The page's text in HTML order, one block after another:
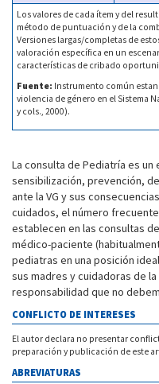
Los valores de cada ítem y del
método de puntuación y de la
Versiones largas/completas de
valoración específica en un
características de cribado
Fuente: Instrumento común
violencia de género en el Sistema
y cols., 2000).
La consulta de Pediatría es
sensibilización, prevención,
ante la VG y sus
cuidados, el número
establecen en las consultas
médico-paciente
pediatras en una posición
sus madres y cuidadoras de la
responsabilidad que no
CONFLICTO DE INTERESES
El autor declara no presentar
preparación y publicación de este
ABREVIATURAS